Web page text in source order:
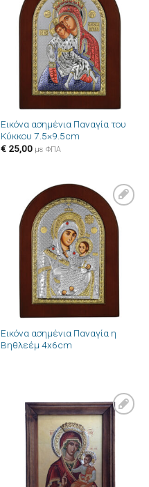
Πρόσθήκη
στην λίστα
επιθυμιών
Εικόνα ασημένια Παναγία του
Κύκκου 7.5×9.5cm
€25,00 με ΦΠΑ
Πρόσθήκη
στην λίστα
επιθυμιών
Εικόνα ασημένια Παναγία η
Βηθλεέμ 4x6cm
στην λίστα